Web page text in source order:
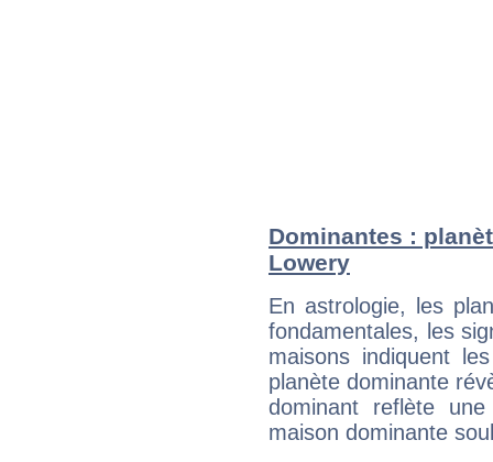
Dominantes :
Lowery
En astrologie, les
fondamentales, les
maisons indiquent
planète dominante
dominant reflète
maison dominante